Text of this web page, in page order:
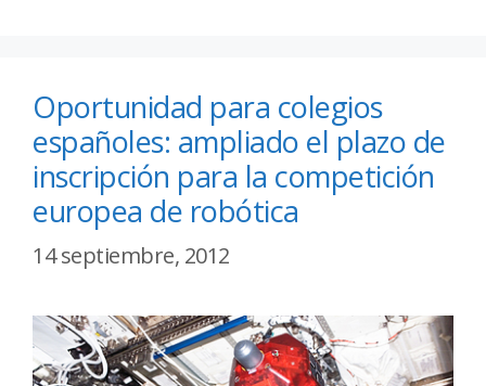
Oportunidad para colegios
españoles: ampliado el plazo de
inscripción para la competición
europea de robótica
14 septiembre, 2012